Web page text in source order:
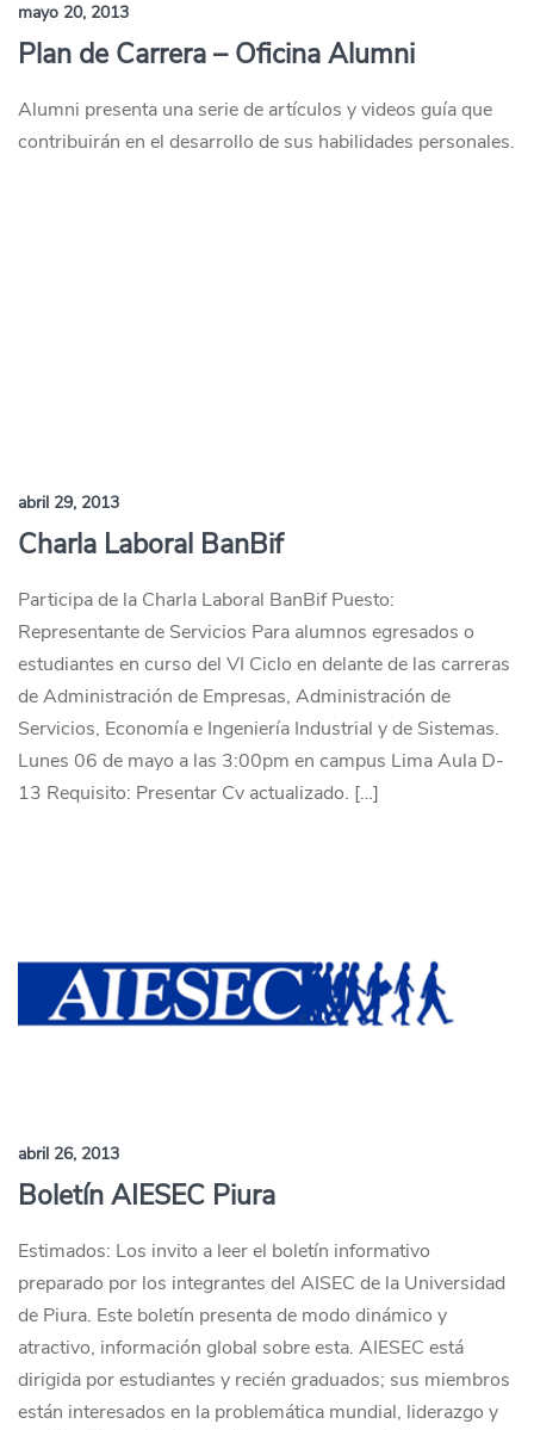
mayo 20, 2013
Plan de Carrera – Oficina Alumni
Alumni presenta una serie de artículos y videos guía que
contribuirán en el desarrollo de sus habilidades personales.
abril 29, 2013
Charla Laboral BanBif
Participa de la Charla Laboral BanBif Puesto:
Representante de Servicios Para alumnos egresados o
estudiantes en curso del VI Ciclo en delante de las carreras
de Administración de Empresas, Administración de
Servicios, Economía e Ingeniería Industrial y de Sistemas.
Lunes 06 de mayo a las 3:00pm en campus Lima Aula D-
13 Requisito: Presentar Cv actualizado. […]
abril 26, 2013
Boletín AIESEC Piura
Estimados: Los invito a leer el boletín informativo
preparado por los integrantes del AISEC de la Universidad
de Piura. Este boletín presenta de modo dinámico y
atractivo, información global sobre esta. AIESEC está
dirigida por estudiantes y recién graduados; sus miembros
están interesados en la problemática mundial, liderazgo y